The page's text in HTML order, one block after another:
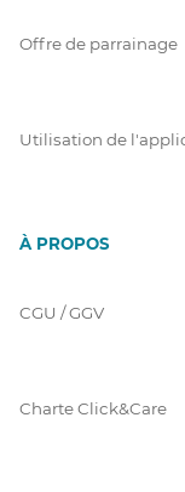
Offre de parrainage
Utilisation de
À PROPOS
CGU / GGV
Charte Click&Care